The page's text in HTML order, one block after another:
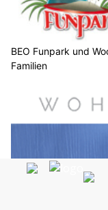
BEO Funpark und
Familien
Wohnwerk 1920: